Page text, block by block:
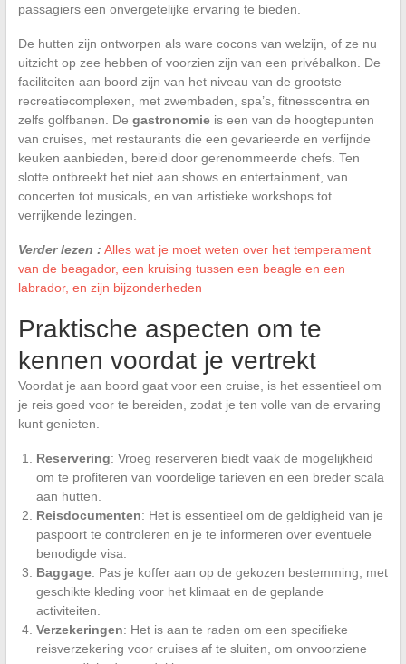
passagiers een onvergetelijke ervaring te bieden.
De hutten zijn ontworpen als ware cocons van welzijn, of ze nu
uitzicht op zee hebben of voorzien zijn van een privébalkon. De
faciliteiten aan boord zijn van het niveau van de grootste
recreatiecomplexen, met zwembaden, spa’s, fitnesscentra en
zelfs golfbanen. De gastronomieis een van de hoogtepunten
van cruises, met restaurants die een gevarieerde en verfijnde
keuken aanbieden, bereid door gerenommeerde chefs. Ten
slotte ontbreekt het niet aan shows en entertainment, van
concerten tot musicals, en van artistieke workshops tot
verrijkende lezingen.
Verder lezen : Alles wat je moet weten over het temperament
van de beagador, een kruising tussen een beagle en een
labrador, en zijn bijzonderheden
Praktische aspecten om te
kennen voordat je vertrekt
Voordat je aan boord gaat voor een cruise, is het essentieel om
je reis goed voor te bereiden, zodat je ten volle van de ervaring
kunt genieten.
Reservering: Vroeg reserveren biedt vaak de mogelijkheid
om te profiteren van voordelige tarieven en een breder scala
aan hutten.
Reisdocumenten: Het is essentieel om de geldigheid van je
paspoort te controleren en je te informeren over eventuele
benodigde visa.
Baggage: Pas je koffer aan op de gekozen bestemming, met
geschikte kleding voor het klimaat en de geplande
activiteiten.
Verzekeringen: Het is aan te raden om een specifieke
reisverzekering voor cruises af te sluiten, om onvoorziene